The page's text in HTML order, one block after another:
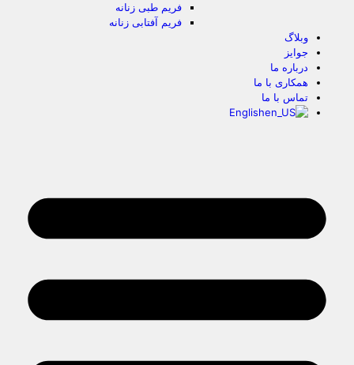
فریم طبی زنانه
فریم آفتابی زنانه
وبلاگ
جوایز
درباره ما
همکاری با ما
تماس با ما
English